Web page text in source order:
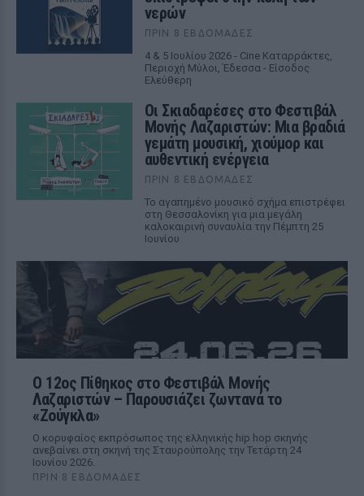
νερών
ΠΡΙΝ 8 ΕΒΔΟΜΆΔΕΣ
4 & 5 Ιουλίου 2026 - Cine Καταρράκτες,
Περιοχή Μύλοι, Έδεσσα - Είσοδος
Ελεύθερη
Οι Σκιαδαρέσες στο Φεστιβάλ
Μονής Λαζαριστών: Μια βραδιά
γεμάτη μουσική, χιούμορ και
αυθεντική ενέργεια
ΠΡΙΝ 8 ΕΒΔΟΜΆΔΕΣ
Το αγαπημένο μουσικό σχήμα επιστρέφει
στη Θεσσαλονίκη για μια μεγάλη
καλοκαιρινή συναυλία την Πέμπτη 25
Ιουνίου
Ο 12ος Πίθηκος στο Φεστιβάλ Μονής
Λαζαριστών – Παρουσιάζει ζωντανά το
«Ζούγκλα»
Ο κορυφαίος εκπρόσωπος της ελληνικής hip hop σκηνής
ανεβαίνει στη σκηνή της Σταυρούπολης την Τετάρτη 24
Ιουνίου 2026.
ΠΡΙΝ 8 ΕΒΔΟΜΆΔΕΣ